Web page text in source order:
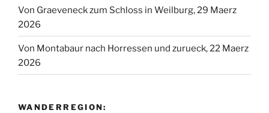
Von Graeveneck zum Schloss in Weilburg, 29 Maerz
2026
Von Montabaur nach Horressen und zurueck, 22 Maerz
2026
WANDERREGION: